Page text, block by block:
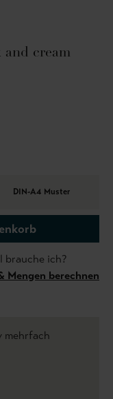
and cream
DIN-A4 Muster
brauche ich?
Mengen berechnen
mehrfach